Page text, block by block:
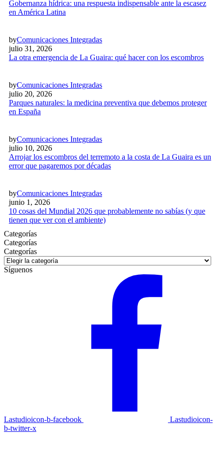
Gobernanza hídrica: una respuesta indispensable ante la escasez
en América Latina
byComunicaciones Integradas
julio 31, 2026
La otra emergencia de La Guaira: qué hacer con los escombros
byComunicaciones Integradas
julio 20, 2026
Parques naturales: la medicina preventiva que debemos proteger
en España
byComunicaciones Integradas
julio 10, 2026
Arrojar los escombros del terremoto a la costa de La Guaira es un
error que pagaremos por décadas
byComunicaciones Integradas
junio 1, 2026
10 cosas del Mundial 2026 que probablemente no sabías (y que
tienen que ver con el ambiente)
Categorías
Categorías
Categorías
Síguenos
Lastudioicon-b-facebook
Lastudioicon-
b-twitter-x